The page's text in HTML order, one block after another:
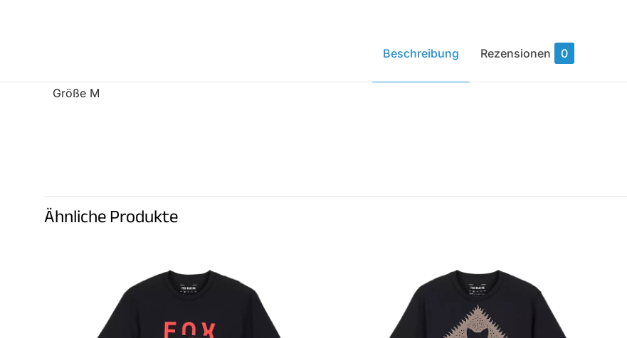
Beschreibung Rezensionen 0
Größe M
Ähnliche Produkte